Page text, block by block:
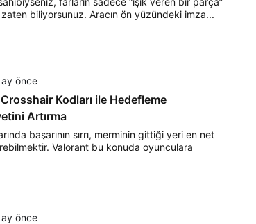
zaten biliyorsunuz. Aracın ön yüzündeki imza...
önce
Kodları ile Hedefleme
Artırma
başarının sırrı, merminin gittiği yeri en net
Valorant bu konuda oyunculara
önce